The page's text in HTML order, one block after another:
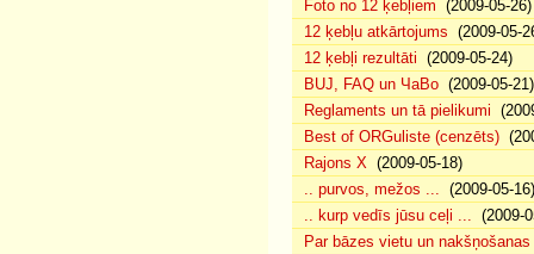
Foto no 12 ķebļiem (2009-05-26)
12 ķebļu atkārtojums (2009-05-
12 ķebļi rezultāti (2009-05-24)
BUJ, FAQ un ЧаВо (2009-05-21)
Reglaments un tā pielikumi
Best of ORGuliste (cenzēts)
Rajons X (2009-05-18)
.. purvos, mežos ... (2009-05-16)
.. kurp vedīs jūsu ceļi ... (2009-
Par bāzes vietu un